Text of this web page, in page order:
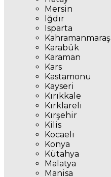
Mersin
Iğdır
Isparta
Kahramanmaraş
Karabük
Karaman
Kars
Kastamonu
Kayseri
Kırıkkale
Kırklareli
Kırşehir
Kilis
Kocaeli
Konya
Kütahya
Malatya
Manisa